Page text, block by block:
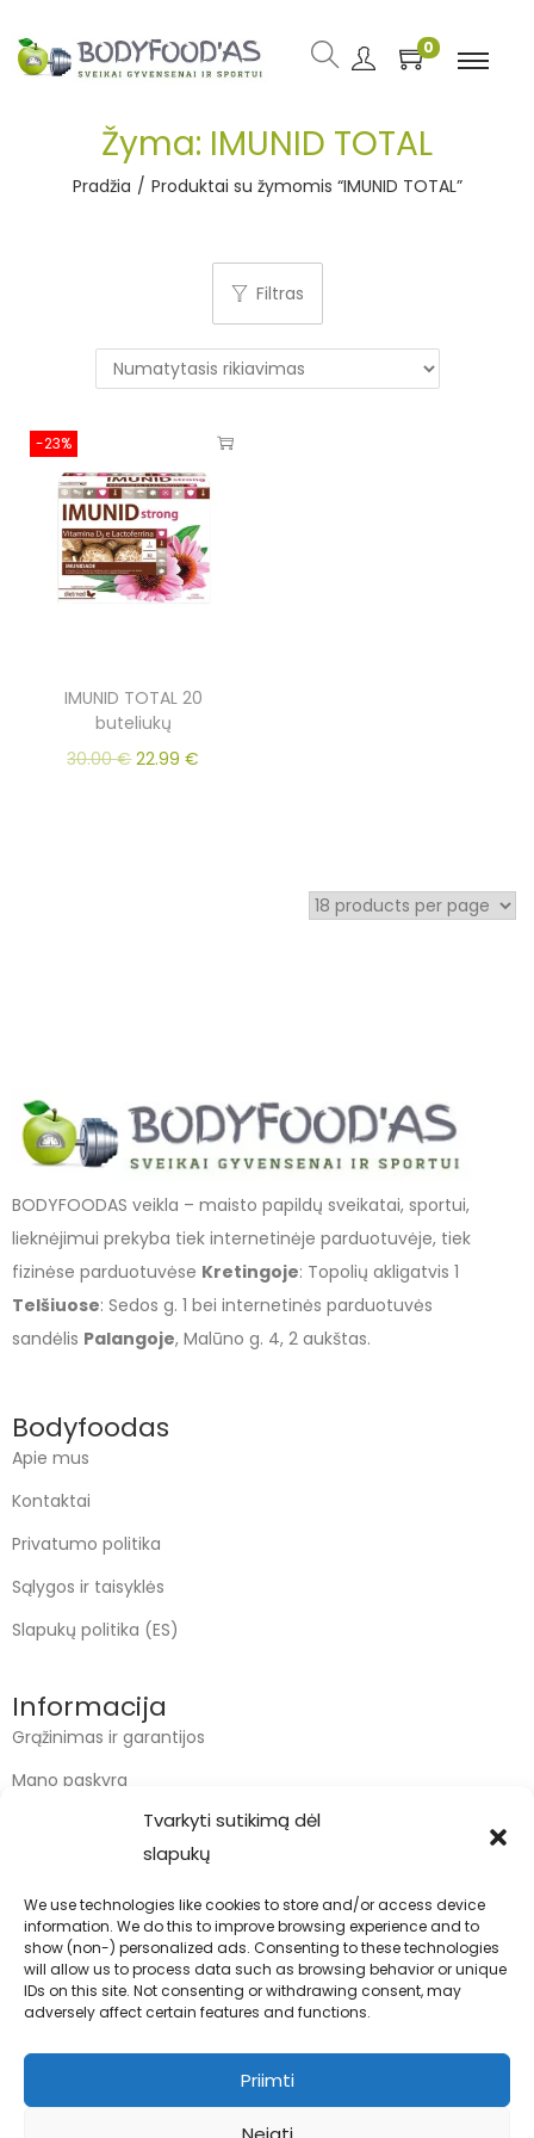
Tvarkyti sutikimą dėl
slapukų
We use technologies like cookies to store and/or access device
information. We do this to improve browsing experience and to
show (non-) personalized ads. Consenting to these technologies
will allow us to process data such as browsing behavior or unique
IDs on this site. Not consenting or withdrawing consent, may
adversely affect certain features and functions.
Priimti
0
Žyma: IMUNID TOTAL
Pradžia / Produktai su žymomis “IMUNID TOTAL”
Filtras
-23%
IMUNID TOTAL 20
buteliukų
30.00€ 22.99€
BODYFOODAS veikla – maisto papildų sveikatai, sportui,
lieknėjimui prekyba tiek internetinėje parduotuvėje, tiek
fizinėse parduotuvėse Kretingoje: Topolių akligatvis 1
Telšiuose: Sedos g. 1 bei internetinės parduotuvės
sandėlis Palangoje, Malūno g. 4, 2 aukštas.
Bodyfoodas
Apie mus
Kontaktai
Privatumo politika
Sąlygos ir taisyklės
Slapukų politika (ES)
Informacija
Grąžinimas ir garantijos
Mano paskyra
Kontaktai
info@bodyfoodas.lt
+370 600 77017